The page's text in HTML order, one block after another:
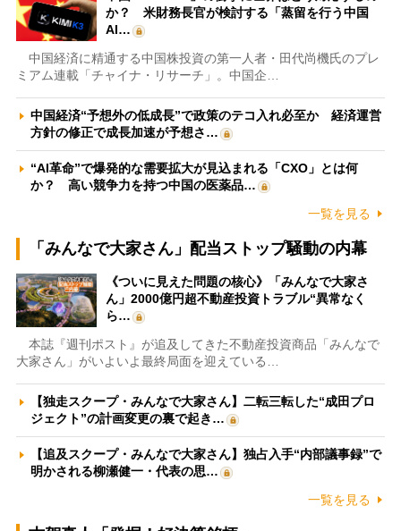
か？ 米財務長官が検討する「蒸留を行う中国
AI…
中国経済に精通する中国株投資の第一人者・田代尚機氏のプレ
ミアム連載「チャイナ・リサーチ」。中国企…
中国経済“予想外の低成長”で政策のテコ入れ必至か 経済運営
方針の修正で成長加速が予想さ…
“AI革命”で爆発的な需要拡大が見込まれる「CXO」とは何
か？ 高い競争力を持つ中国の医薬品…
一覧を見る
「みんなで大家さん」配当ストップ騒動の内幕
《ついに見えた問題の核心》「みんなで大家さ
ん」2000億円超不動産投資トラブル“異常なく
ら…
本誌『週刊ポスト』が追及してきた不動産投資商品「みんなで
大家さん」がいよいよ最終局面を迎えている…
【独走スクープ・みんなで大家さん】二転三転した“成田プロ
ジェクト”の計画変更の裏で起き…
【追及スクープ・みんなで大家さん】独占入手“内部議事録”で
明かされる柳瀬健一・代表の思…
一覧を見る